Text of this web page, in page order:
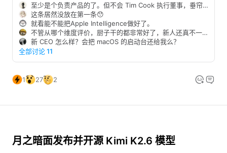
至少是个负责产品的了。但不会 Tim Cook 执行董事，垂帘听政吧。😄
这条居然没放在第一条😯
就看能不能把Apple Intelligence做好了。
不管从哪个维度评价，厨子干的都非常好了，新人还真不一定比他强
新 CEO 怎么样？会把 macOS 的启动台还给我么？
全部讨论 11
1 27 2
月之暗面发布并开源 Kimi K2.6 模型